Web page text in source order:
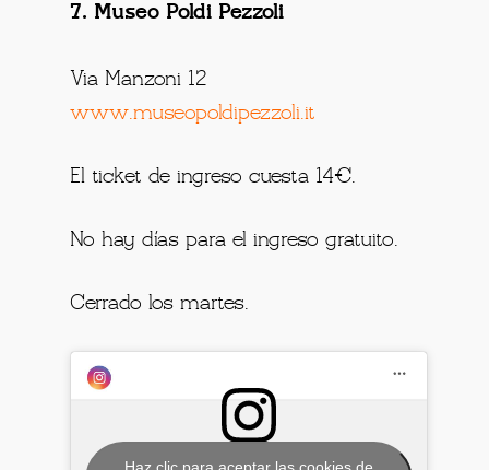
7. Museo Poldi Pezzoli
Via Manzoni 12
www.museopoldipezzoli.it
El ticket de ingreso cuesta 14€.
No hay días para el ingreso gratuito.
Cerrado los martes.
Haz clic para aceptar las cookies de